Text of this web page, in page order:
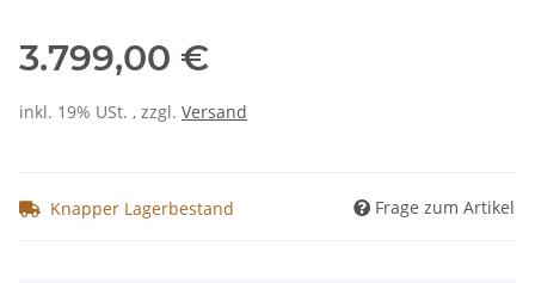
3.799,00 €
inkl. 19% USt. , zzgl. Versand
Knapper Lagerbestand Frage zum Artikel